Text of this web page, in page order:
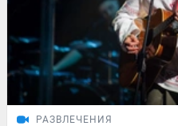
РАЗВЛЕЧЕНИЯ